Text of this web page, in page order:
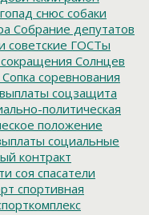
снюс собаки
Собрание депутатов
советские ГОСТы
сокращения Солнцев
Сопка соревнования
соцзащита
политическая
положение
социальные
контракт
соя спасатели
спортивная